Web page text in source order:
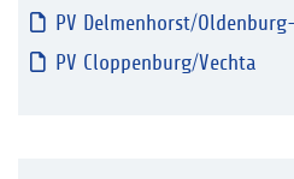
PV Delmenhorst/
PV Cloppenburg/Vechta